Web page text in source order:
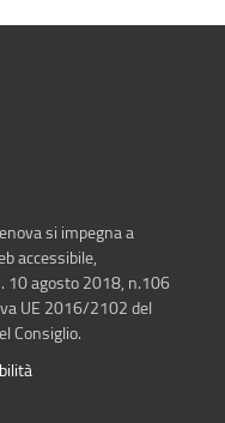
si impegna a
accessibile,
10 agosto 2018, n.106
UE 2016/2102 del
Consiglio.